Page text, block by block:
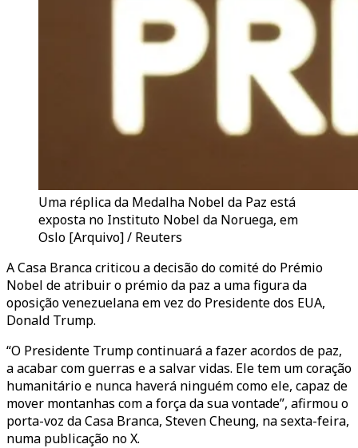
Uma réplica da Medalha Nobel da Paz está
exposta no Instituto Nobel da Noruega, em
Oslo [Arquivo] / Reuters
A Casa Branca criticou a decisão do comité do Prémio
Nobel de atribuir o prémio da paz a uma figura da
oposição venezuelana em vez do Presidente dos EUA,
Donald Trump.
“O Presidente Trump continuará a fazer acordos de paz,
a acabar com guerras e a salvar vidas. Ele tem um coração
humanitário e nunca haverá ninguém como ele, capaz de
mover montanhas com a força da sua vontade”, afirmou o
porta-voz da Casa Branca, Steven Cheung, na sexta-feira,
numa publicação no X.